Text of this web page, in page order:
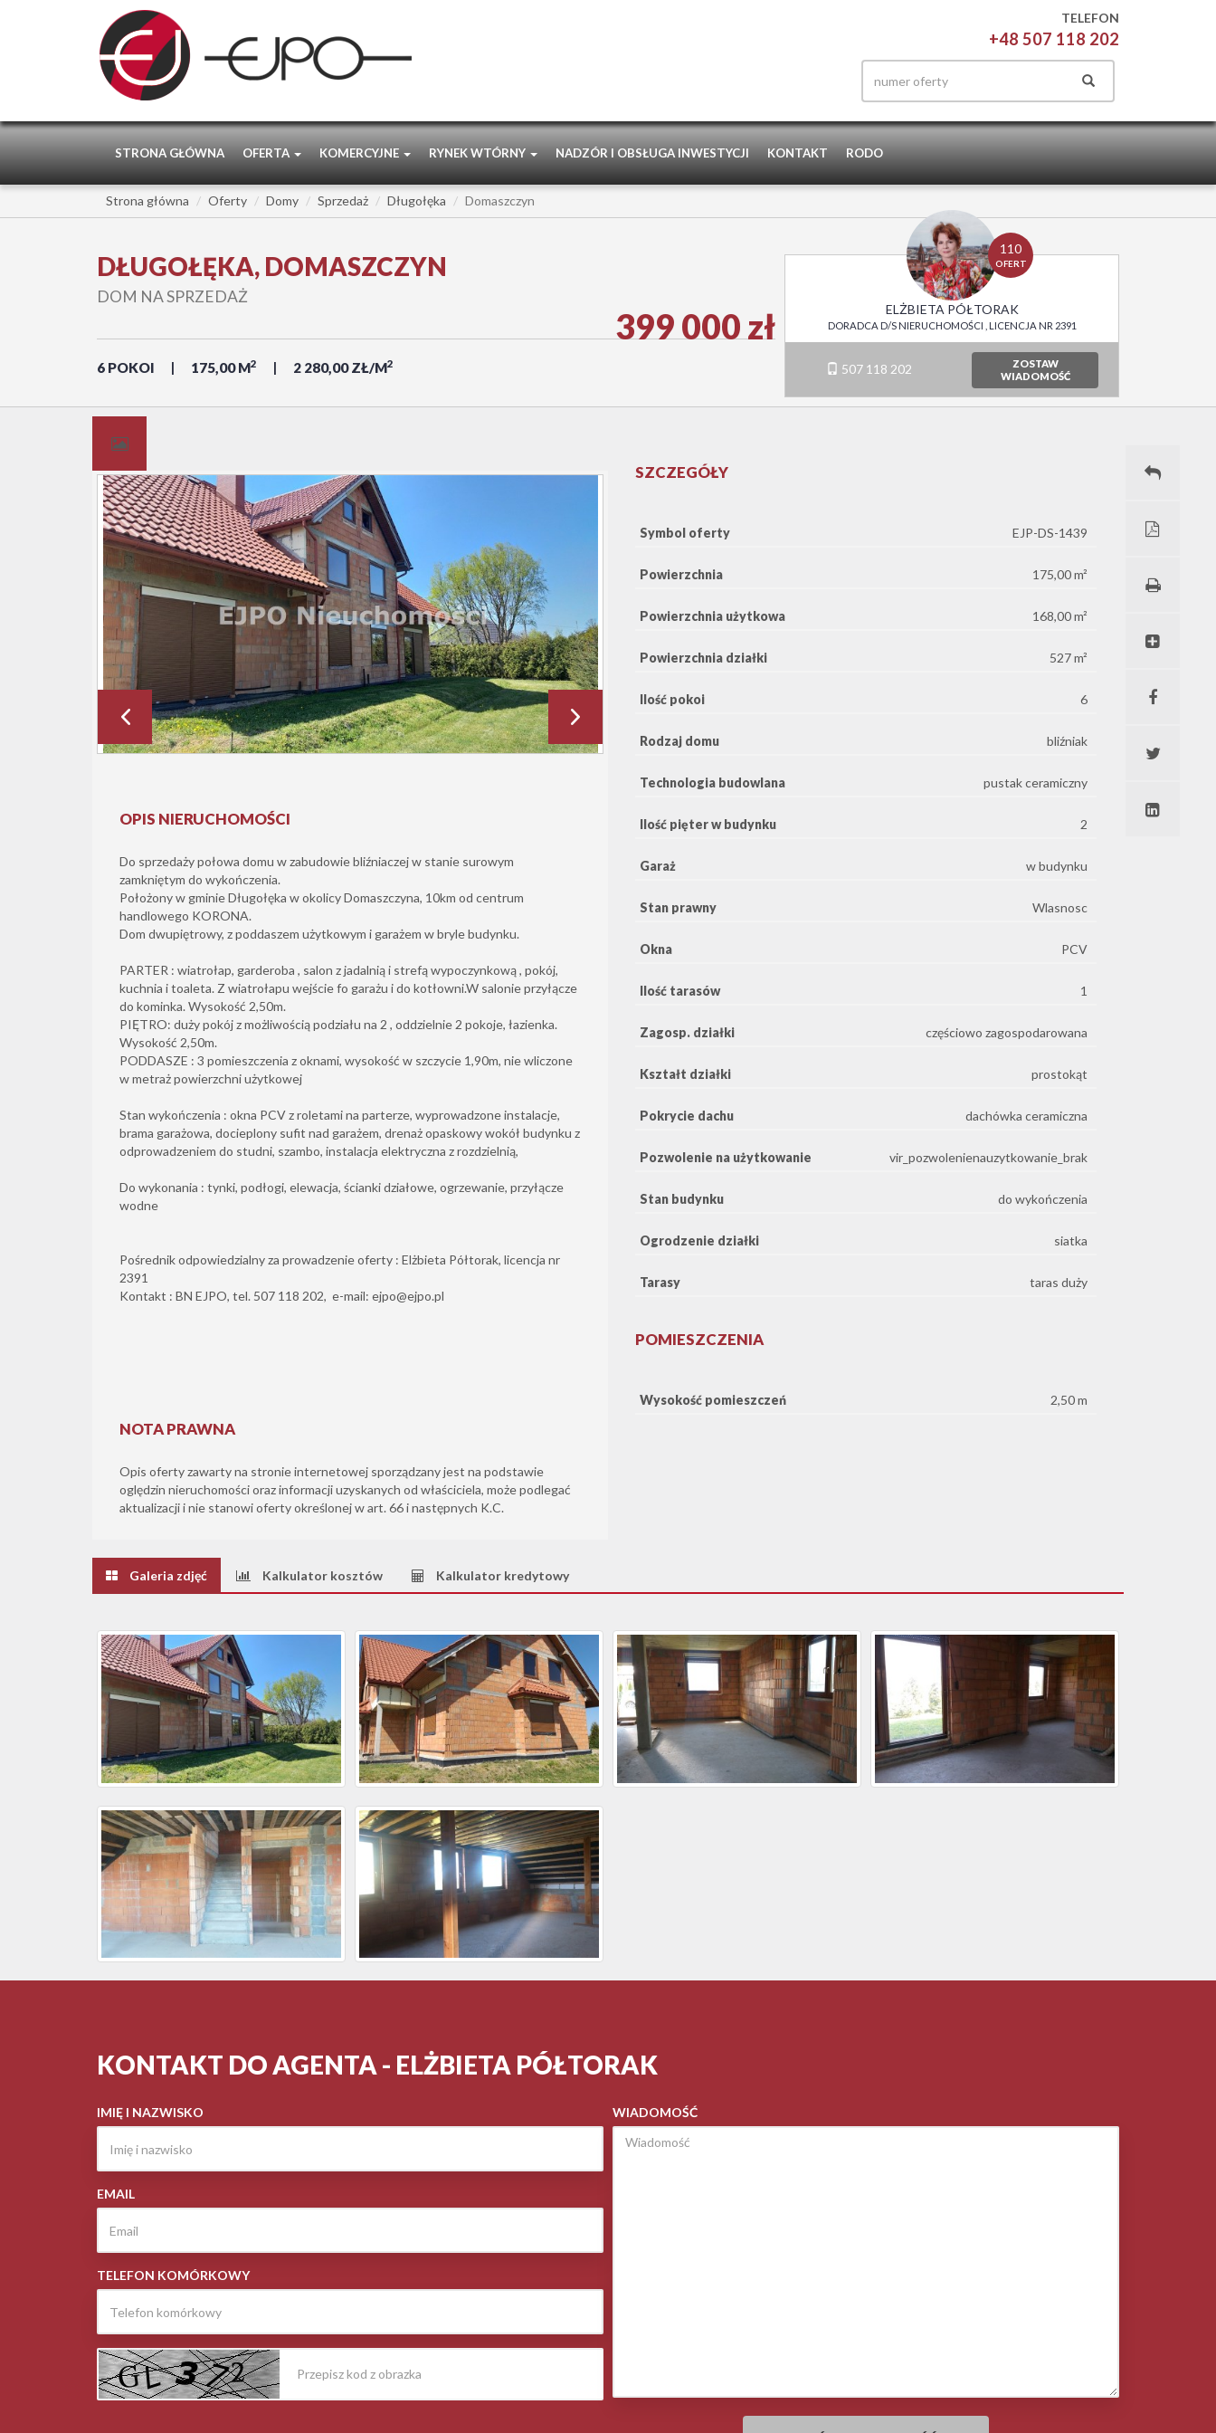
TELEFON
+48 507 118 202
STRONA GŁÓWNA OFERTA KOMERCYJNE RYNEK WTÓRNY NADZÓR I OBSŁUGA INWESTYCJI KONTAKT RODO
Strona główna Oferty Domy Sprzedaż Długołęka Domaszczyn
DŁUGOŁĘKA, DOMASZCZYN
DOM NA SPRZEDAŻ
6 POKOI 175,00 M2 2 280,00 ZŁ/M2
399 000 zł
110
OFERT
ELŻBIETA PÓŁTORAK
DORADCA D/S NIERUCHOMOŚCI , LICENCJA NR 2391
507 118 202
ZOSTAW
WIADOMOŚĆ
OPIS NIERUCHOMOŚCI
Do sprzedaży połowa domu w zabudowie bliźniaczej w stanie surowym
zamkniętym do wykończenia.
Położony w gminie Długołęka w okolicy Domaszczyna, 10km od centrum
handlowego KORONA.
Dom dwupiętrowy, z poddaszem użytkowym i garażem w bryle budynku.
PARTER : wiatrołap, garderoba , salon z jadalnią i strefą wypoczynkową , pokój,
kuchnia i toaleta. Z wiatrołapu wejście fo garażu i do kotłowni.W salonie przyłącze
do kominka. Wysokość 2,50m.
PIĘTRO: duży pokój z możliwością podziału na 2 , oddzielnie 2 pokoje, łazienka.
Wysokość 2,50m.
PODDASZE : 3 pomieszczenia z oknami, wysokość w szczycie 1,90m, nie wliczone
w metraż powierzchni użytkowej
Stan wykończenia : okna PCV z roletami na parterze, wyprowadzone instalacje,
brama garażowa, docieplony sufit nad garażem, drenaż opaskowy wokół budynku z
odprowadzeniem do studni, szambo, instalacja elektryczna z rozdzielnią,
Do wykonania : tynki, podłogi, elewacja, ścianki działowe, ogrzewanie, przyłącze
wodne
Pośrednik odpowiedzialny za prowadzenie oferty : Elżbieta Półtorak, licencja nr
2391
Kontakt : BN EJPO, tel. 507 118 202, e-mail: ejpo@ejpo.pl
NOTA PRAWNA
Opis oferty zawarty na stronie internetowej sporządzany jest na podstawie
oględzin nieruchomości oraz informacji uzyskanych od właściciela, może podlegać
aktualizacji i nie stanowi oferty określonej w art. 66 i następnych K.C.
SZCZEGÓŁY
Symbol oferty EJP-DS-1439
Powierzchnia 175,00 m²
Powierzchnia użytkowa 168,00 m²
Powierzchnia działki 527 m²
Ilość pokoi 6
Rodzaj domu bliźniak
Technologia budowlana pustak ceramiczny
Ilość pięter w budynku 2
Garaż w budynku
Stan prawny Wlasnosc
Okna PCV
Ilość tarasów 1
Zagosp. działki częściowo zagospodarowana
Kształt działki prostokąt
Pokrycie dachu dachówka ceramiczna
Pozwolenie na użytkowanie vir_pozwolenienauzytkowanie_brak
Stan budynku do wykończenia
Ogrodzenie działki siatka
Tarasy taras duży
POMIESZCZENIA
Wysokość pomieszczeń 2,50 m
Galeria zdjęć Kalkulator kosztów Kalkulator kredytowy
KONTAKT DO AGENTA - ELŻBIETA PÓŁTORAK
IMIĘ I NAZWISKO
EMAIL
TELEFON KOMÓRKOWY
WIADOMOŚĆ